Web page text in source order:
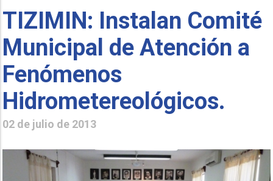
TIZIMIN: Instalan Comité
Municipal de Atención a
Fenómenos
Hidrometereológicos.
02 de julio de 2013